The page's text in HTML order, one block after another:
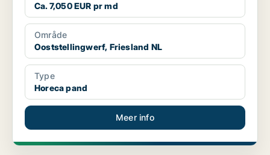
Ca. 7,050 EUR pr md
Område
Ooststellingwerf, Friesland NL
Type
Horeca pand
Meer info